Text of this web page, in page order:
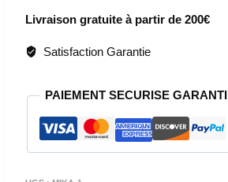
FEMME
048
Livraison gratuite à partir de 200€
Satisfaction Garantie
PAIEMENT SECURISE GARANTI